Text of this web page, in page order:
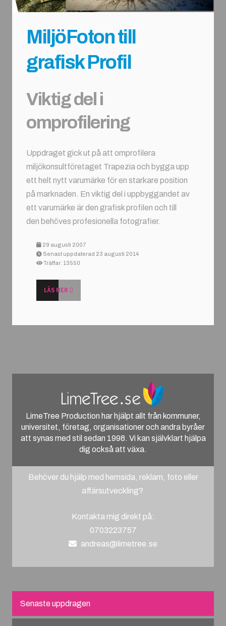
MiljöFoton till
grafisk Profil
Viktig del i
omprofilering
Uppdraget gick ut på att omprofilera
miljökonsultföretaget Trapezia och bygga upp
ett helt nytt varumärke för en starkare position
på marknaden. En viktig del i uppbyggandet av
ett varumärke är den grafisk profilen och till
den behöves profesionella fotografier.
29 augusti 2007
Senast uppdaterad 23 augusti 2014
Träffar: 13550
LÄS MER
LimeTree Production har hjälpt allt från kommuner,
universitet, företag, organisationer och andra byråer
att synas med stil sedan 1998. Vi kan självklart hjälpa
dig också att växa.
Behöver du hjälp med hemsida, reklam, foto eller
affärsutveckling?
Kontakta mig direkt på:
0703223757
andreas@limetree.se
Senaste uppdragen